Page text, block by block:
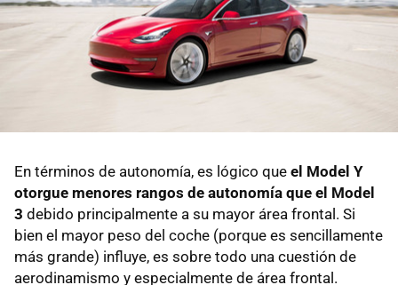
En términos de autonomía, es lógico que el Model Y
otorgue menores rangos de autonomía que el Model
3 debido principalmente a su mayor área frontal. Si
bien el mayor peso del coche (porque es sencillamente
más grande) influye, es sobre todo una cuestión de
aerodinamismo y especialmente de área frontal.